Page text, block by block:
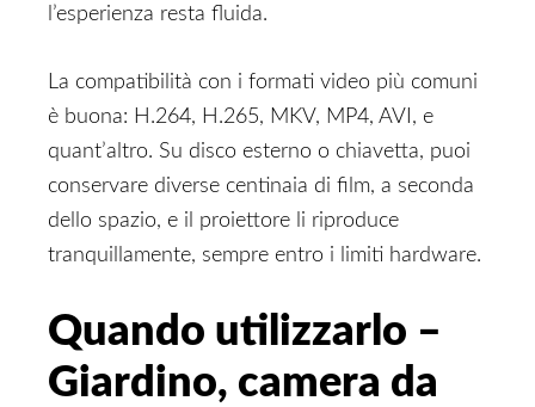
l’esperienza resta fluida.
La compatibilità con i formati video più comuni
è buona: H.264, H.265, MKV, MP4, AVI, e
quant’altro. Su disco esterno o chiavetta, puoi
conservare diverse centinaia di film, a seconda
dello spazio, e il proiettore li riproduce
tranquillamente, sempre entro i limiti hardware.
Quando utilizzarlo –
Giardino, camera da